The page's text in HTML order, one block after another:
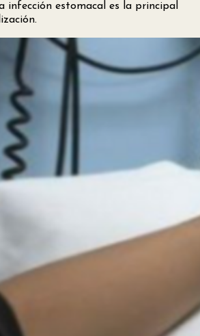
infección estomacal es la principal